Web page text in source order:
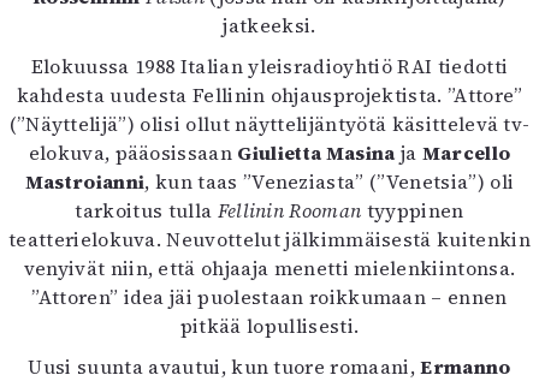
Tilaus ja irtonumerot
Yhteistyössä
Toimitus
Mediatiedot
Kaltio ry
jatkeeksi.
Elokuussa 1988 Italian yleisradioyhtiö RAI tiedotti
kahdesta uudesta Fellinin ohjausprojektista. ”Attore”
(”Näyttelijä”) olisi ollut näyttelijäntyötä käsittelevä tv-
elokuva, pääosissaan Giulietta Masina ja Marcello
Mastroianni, kun taas ”Veneziasta” (”Venetsia”) oli
tarkoitus tulla Fellinin Rooman tyyppinen
teatterielokuva. Neuvottelut jälkimmäisestä kuitenkin
venyivät niin, että ohjaaja menetti mielenkiintonsa.
”Attoren” idea jäi puolestaan roikkumaan – ennen
pitkää lopullisesti.
Uusi suunta avautui, kun tuore romaani,Ermanno